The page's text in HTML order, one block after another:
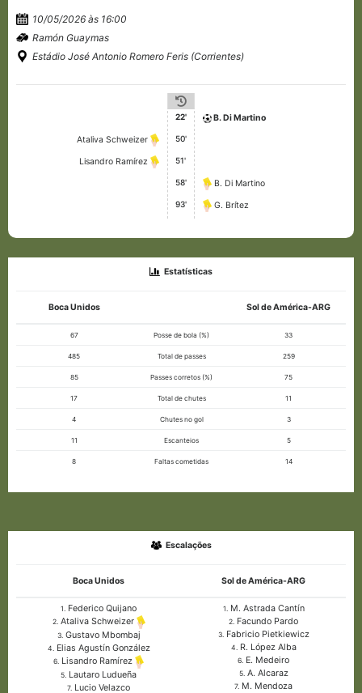
10/05/2026 às 16:00
Ramón Guaymas
Estádio José Antonio Romero Feris (Corrientes)
22' B. Di Martino
Ataliva Schweizer 50'
Lisandro Ramírez 51'
58' B. Di Martino
93' G. Brítez
Estatísticas
Boca Unidos Sol de América-ARG
67 Posse de bola (%) 33
485 Total de passes 259
85 Passes corretos (%) 75
17 Total de chutes 11
4 Chutes no gol 3
11 Escanteios 5
8 Faltas cometidas 14
Escalações
Boca Unidos Sol de América-ARG
1. Federico Quijano
2.Ataliva Schweizer
3.Gustavo Mbombaj
4. Elias Agustín González
6. Lisandro Ramírez
5. Lautaro Ludueña
7. Lucio Velazco
1. M. Astrada Cantín
2. Facundo Pardo
3.Fabricio Pietkiewicz
4. R. López Alba
6. E. Medeiro
5.A. Alcaraz
7. M. Mendoza